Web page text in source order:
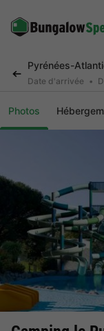
Pyrénées-
Date d'arrivée
Photos